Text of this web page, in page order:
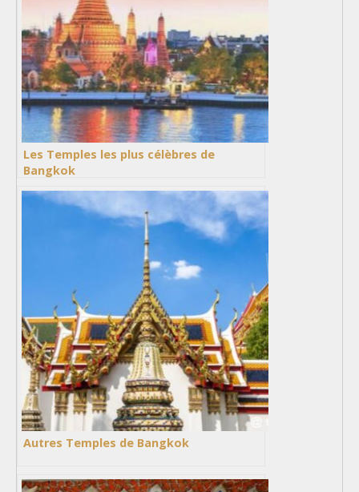
Les Temples les plus célèbres de
Bangkok
Autres Temples de Bangkok